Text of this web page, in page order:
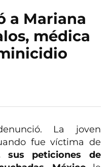
a Mariana
médica
La joven
fue víctima de
sus peticiones de